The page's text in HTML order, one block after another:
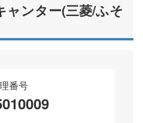
ャンター(三菱/ふそ
番号